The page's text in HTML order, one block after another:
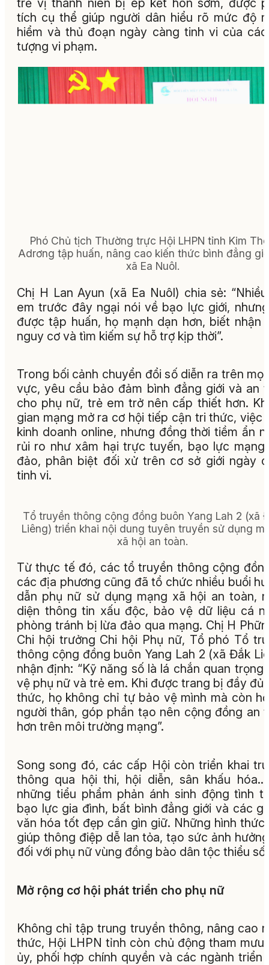
trẻ vị thành niên bị ép kết hôn sớm, được
tích cụ thể giúp người dân hiểu rõ mức độ
hiểm và thủ đoạn ngày càng tinh vi của
tượng vi phạm.
Phó Chủ tịch Thường trực Hội LHPN tỉnh Kim
Adrơng tập huấn, nâng cao kiến thức bình đẳng
xã Ea Nuôl.
Chị H Lan Ayun (xã Ea Nuôl) chia sẻ:
em trước đây ngại nói về bạo lực giới,
được tập huấn, họ mạnh dạn hơn, biết nhận
nguy cơ và tìm kiếm sự hỗ trợ kịp thời”.
Trong bối cảnh chuyển đổi số diễn ra trên mọi
vực, yêu cầu bảo đảm bình đẳng giới và an
cho phụ nữ, trẻ em trở nên cấp thiết hơn.
gian mạng mở ra cơ hội tiếp cận tri thức, việc
kinh doanh online, nhưng đồng thời tiềm ẩn
rủi ro như xâm hại trực tuyến, bạo lực
đảo, phân biệt đối xử trên cơ sở giới ngày
tinh vi.
Tổ truyền thông cộng đồng buôn Yang Lah 2 (xã
Liêng) triển khai nội dung tuyên truyền sử dụng
xã hội an toàn.
Từ thực tế đó, các tổ truyền thông cộng
các địa phương cũng đã tổ chức nhiều buổi
dẫn phụ nữ sử dụng mạng xã hội an toàn,
diện thông tin xấu độc, bảo vệ dữ liệu cá
phòng tránh bị lừa đảo qua mạng. Chị H
Chi hội trưởng Chi hội Phụ nữ, Tổ phó Tổ
thông cộng đồng buôn Yang Lah 2 (xã Đắk
nhận định: “Kỹ năng số là lá chắn quan trọng
vệ phụ nữ và trẻ em. Khi được trang bị đầy đủ
thức, họ không chỉ tự bảo vệ mình mà còn
người thân, góp phần tạo nên cộng đồng an
hơn trên môi trường mạng”.
Song song đó, các cấp Hội còn triển khai
thông qua hội thi, hội diễn, sân khấu
những tiểu phẩm phản ánh sinh động tình
bạo lực gia đình, bất bình đẳng giới và các
văn hóa tốt đẹp cần gìn giữ. Những hình thức
giúp thông điệp dễ lan tỏa, tạo sức ảnh
đối với phụ nữ vùng đồng bào dân tộc thiểu số.
Mở rộng cơ hội phát triển cho phụ nữ
Không chỉ tập trung truyền thông, nâng cao
thức, Hội LHPN tỉnh còn chủ động tham mưu
ủy, phối hợp chính quyền và các ngành triển